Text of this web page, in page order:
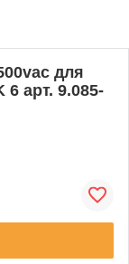
для
6 арт. 9.085-